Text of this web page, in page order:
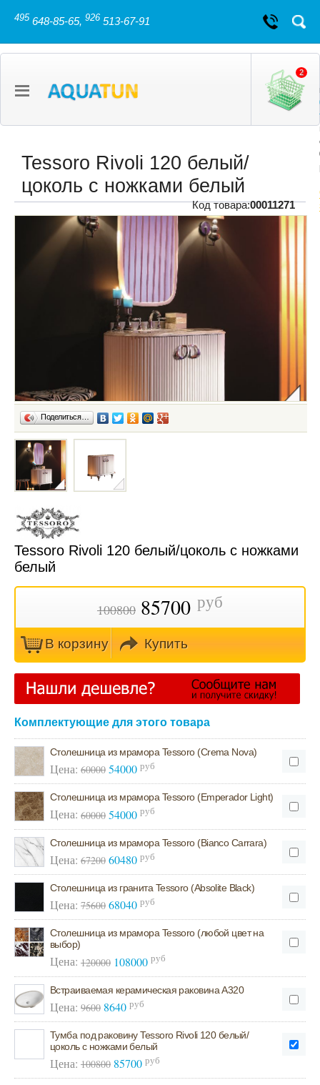
495 648-85-65, 926 513-67-91
2
Tessoro Rivoli 120 белый/
цоколь с ножками белый
Код товара:00011271
Поделиться…
Tessoro Rivoli 120 белый/цоколь с ножками
белый
100800 85700 руб
В кoрзину Купить
Комплектующие для этого товара
Столешница из мрамора Tessoro (Crema Nova)
Цена: 60000 54000 руб
Столешница из мрамора Tessoro (Emperador Light)
Цена: 60000 54000 руб
Столешница из мрамора Tessoro (Bianco Carrara)
Цена: 67200 60480 руб
Столешница из гранита Tessoro (Absolite Black)
Цена: 75600 68040 руб
Столешница из мрамора Tessoro (любой цвет на
выбор)
Цена: 120000 108000 руб
Встраиваемая керамическая раковина А320
Цена: 9600 8640 руб
Тумба под раковину Tessoro Rivoli 120 белый/
цоколь с ножками белый
Цена: 100800 85700 руб